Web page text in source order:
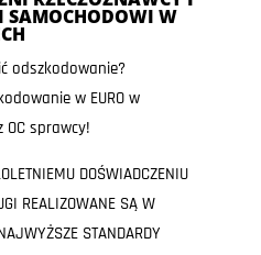
SAMOCHODOWI W
odszkodowanie?
w EURO w
OC sprawcy!
DOŚWIADCZENIU
REALIZOWANE SĄ W
STANDARDY